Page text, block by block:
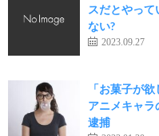
スだとやっ
ない?
2023.09.27
「お菓子が
アニメキャ
逮捕